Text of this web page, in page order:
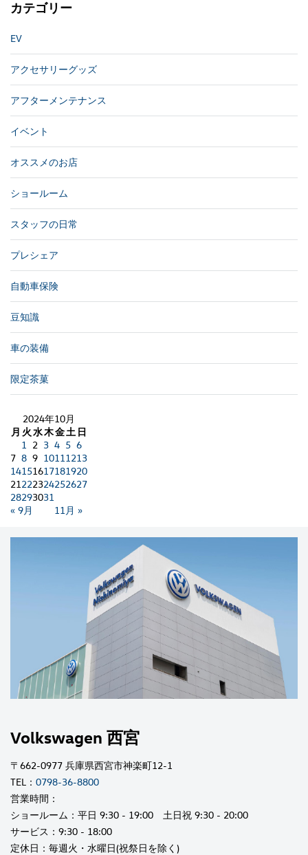
カテゴリー
EV
アクセサリーグッズ
アフターメンテナンス
イベント
オススメのお店
ショールーム
スタッフの日常
プレシェア
自動車保険
豆知識
車の装備
限定茶菓
2024年10月
月 火水木金土 日
« 9月 11月 »
1 2 3 4 5 6
7 8 9 10111213
14151617181920
21222324252627
28293031
Volkswagen 西宮
〒662-0977 兵庫県西宮市神楽町12-1
TEL： 0798-36-8800
営業時間：
ショールーム：平日 9:30 - 19:00 土日祝 9:30 - 20:00
サービス：9:30 - 18:00
定休日：毎週火・水曜日(祝祭日を除く)